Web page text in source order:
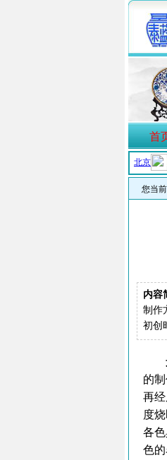
首
您当
内容
制作
初创
的
再
度
各
色的